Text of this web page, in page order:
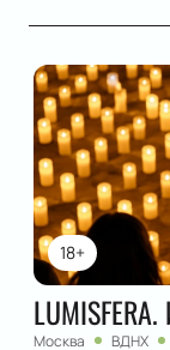
18+
Москва ВДНХ